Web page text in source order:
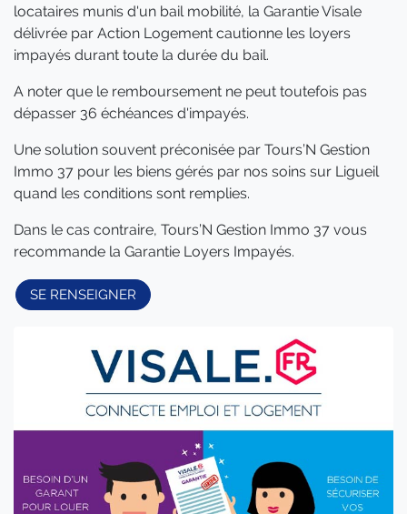
locataires munis d'un bail mobilité, la Garantie Visale
délivrée par Action Logement cautionne les loyers
impayés durant toute la durée du bail.
A noter que le remboursement ne peut toutefois pas
dépasser 36 échéances d'impayés.
Une solution souvent préconisée par Tours’N Gestion
Immo 37 pour les biens gérés par nos soins sur Ligueil
quand les conditions sont remplies.
Dans le cas contraire, Tours’N Gestion Immo 37 vous
recommande la Garantie Loyers Impayés.
SE RENSEIGNER